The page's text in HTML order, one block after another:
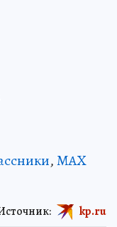
,MAX
kp.ru